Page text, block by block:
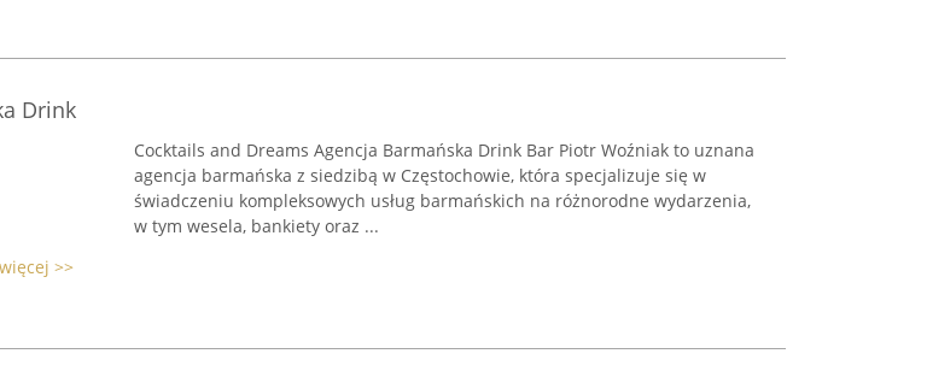
Drink
>>
Cocktails and Dreams Agencja Barmańska Drink Bar Piotr Woźniak to uznana
agencja barmańska z siedzibą w Częstochowie, która specjalizuje się w
świadczeniu kompleksowych usług barmańskich na różnorodne wydarzenia,
w tym wesela, bankiety oraz ...